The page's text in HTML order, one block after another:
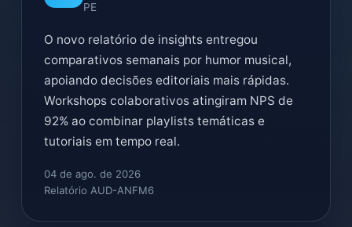
PE
O novo relatório de insights entregou
comparativos semanais por humor musical,
apoiando decisões editoriais mais rápidas.
Workshops colaborativos atingiram NPS de
92% ao combinar playlists temáticas e
tutoriais em tempo real.
04 de ago. de 2026
Relatório AUD-ANFM6